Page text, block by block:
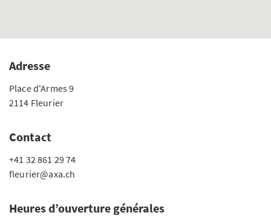
Adresse
Place d'Armes 9
2114 Fleurier
Contact
+41 32 861 29 74
fleurier@axa.ch
Heures d’ouverture générales